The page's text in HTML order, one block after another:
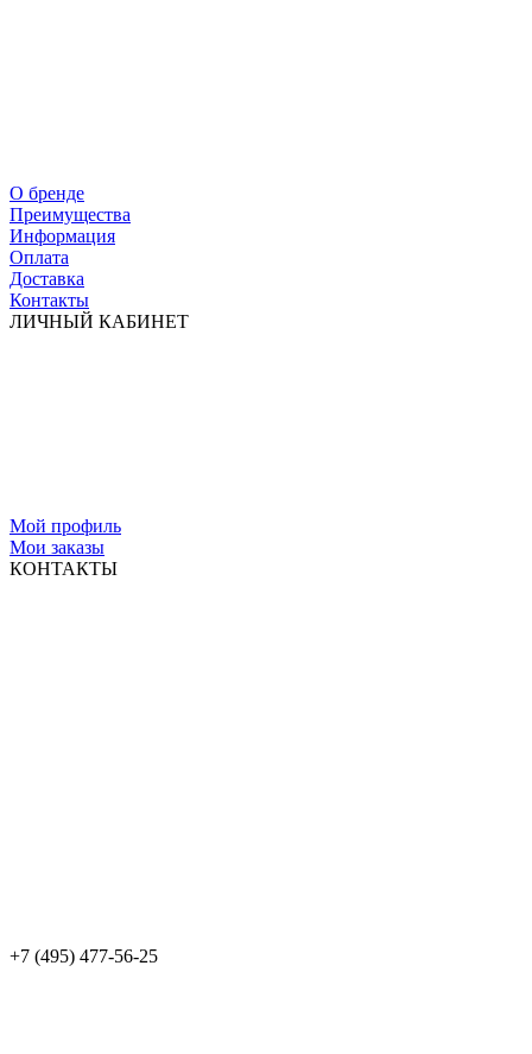
О бренде
Преимущества
Информация
Оплата
Доставка
Контакты
ЛИЧНЫЙ КАБИНЕТ
Мой профиль
Мои заказы
КОНТАКТЫ
+7 (495) 477-56-25